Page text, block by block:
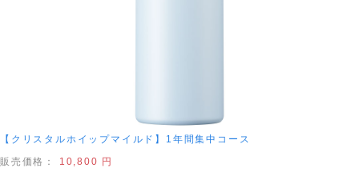
【クリスタルホイップマイルド】1年間集中コース
販売価格： 10,800 円